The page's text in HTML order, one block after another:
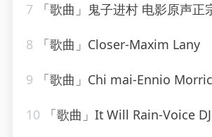
7 「歌曲」鬼子进村 电影原声正宗
8 「歌曲」Closer-Maxim Lany
9 「歌曲」Chi mai-Ennio
10 「歌曲」It Will Rain-Voice